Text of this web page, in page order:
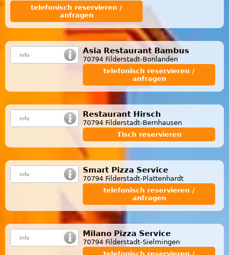
telefonisch reservieren /
anfragen
Asia Restaurant Bambus
70794 Filderstadt-Bonlanden
telefonisch reservieren /
anfragen
Restaurant Hirsch
70794 Filderstadt-Bernhausen
Tisch reservieren
Smart Pizza Service
70794 Filderstadt-Plattenhardt
telefonisch reservieren /
anfragen
Milano Pizza Service
70794 Filderstadt-Sielmingen